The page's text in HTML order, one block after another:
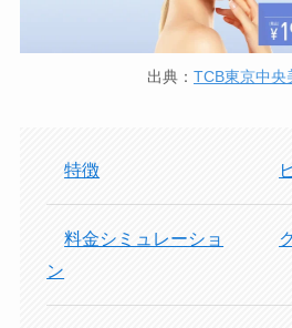
出典： TCB東京中央
特徴
料金シミュレーショ
ン